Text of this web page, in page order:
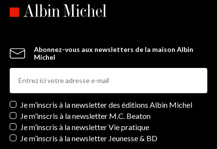
Abonnez-vous aux newsletters de la maison Albin
Michel
Newsletters
Je m’inscris à la newsletter des éditions Albin Michel
Je m'inscris à la newsletter M.C. Beaton
Je m’inscris à la newsletter Vie pratique
Je m’inscris à la newsletter Jeunesse & BD